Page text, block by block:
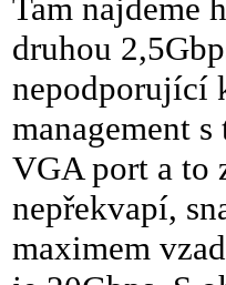
Tam najdeme
druhou
nepodporující
management
VGA port a to
nepřekvapí,
maximem